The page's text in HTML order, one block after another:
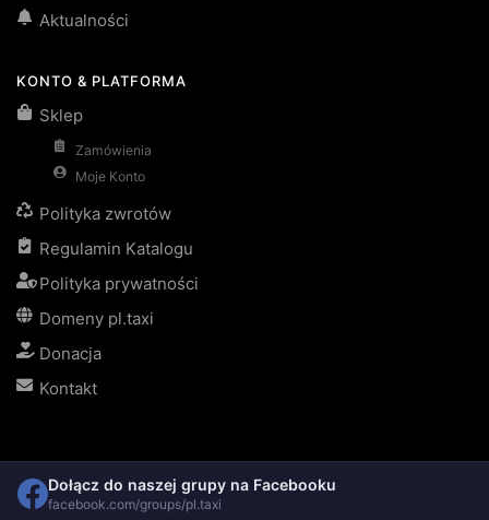
Aktualności
KONTO & PLATFORMA
Sklep
Zamówienia
Moje Konto
Polityka zwrotów
Regulamin Katalogu
Polityka prywatności
Domeny pl.taxi
Donacja
Kontakt
Dołącz do naszej grupy na Facebooku
facebook.com/groups/pl.taxi